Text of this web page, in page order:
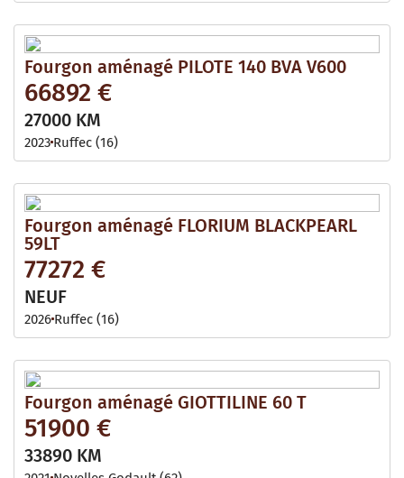
Fourgon aménagé PILOTE 140 BVA V600
66892 €
27000 KM
2023 Ruffec (16)
Fourgon aménagé FLORIUM BLACKPEARL
59LT
77272 €
NEUF
2026 Ruffec (16)
Fourgon aménagé GIOTTILINE 60 T
51900 €
33890 KM